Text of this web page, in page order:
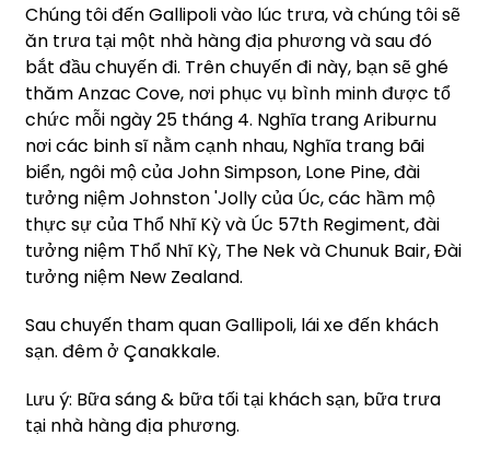
Chúng tôi đến Gallipoli vào lúc trưa, và chúng tôi sẽ
ăn trưa tại một nhà hàng địa phương và sau đó
bắt đầu chuyến đi. Trên chuyến đi này, bạn sẽ ghé
thăm Anzac Cove, nơi phục vụ bình minh được tổ
chức mỗi ngày 25 tháng 4. Nghĩa trang Ariburnu
nơi các binh sĩ nằm cạnh nhau, Nghĩa trang bãi
biển, ngôi mộ của John Simpson, Lone Pine, đài
tưởng niệm Johnston 'Jolly của Úc, các hầm mộ
thực sự của Thổ Nhĩ Kỳ và Úc 57th Regiment, đài
tưởng niệm Thổ Nhĩ Kỳ, The Nek và Chunuk Bair, Đài
tưởng niệm New Zealand.
Sau chuyến tham quan Gallipoli, lái xe đến khách
sạn. đêm ở Çanakkale.
Lưu ý: Bữa sáng & bữa tối tại khách sạn, bữa trưa
tại nhà hàng địa phương.